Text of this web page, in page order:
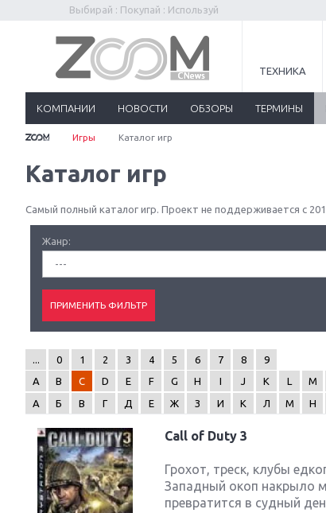
Выбирай : Покупай : Используй
ТЕХНИКА
КОМПАНИИ НОВОСТИ ОБЗОРЫ ТЕРМИНЫ
Игры Каталог игр
Каталог игр
Самый полный каталог игр. Проект не поддерживается с
Жанр:
---
0 1 2 3 4 5 6 7 8
9
A
B C D E F G H I J K L M
А
Б В Г Д Е Ж З И К Л М Н
Call of Duty 3
Грохот, треск, клубы
Западный окоп накрыло
превратится в судный
Next